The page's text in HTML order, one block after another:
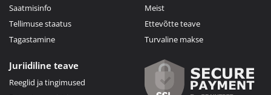
Saatmisinfo
Tellimuse staatus
Tagastamine
Meist
Ettevõtte teave
Turvaline makse
Juriidiline teave
Reeglid ja tingimused